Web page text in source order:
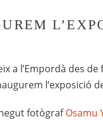
a l’Empordà des
l’exposició
fotògrafOsamu